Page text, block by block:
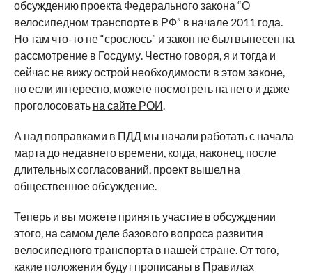
обсуждению проекта Федерального закона “О
велосипедном транспорте в РФ” в начале 2011 года.
Но там что-то не “срослось” и закон не был вынесен на
рассмотрение в Госдуму. Честно говоря, я и тогда и
сейчас не вижу острой необходимости в этом законе,
но если интересно, можете посмотреть на него и даже
проголосовать на сайте РОИ
А над поправками в ПДД мы начали работать с начала
марта до недавнего времени, когда, наконец, после
длительных согласований, проект вышел на
общественное обсуждение.
Теперь и вы можете принять участие в обсуждении
этого, на самом деле базового вопроса развития
велосипедного транспорта в нашей стране. От того,
какие положения будут прописаны в Правилах